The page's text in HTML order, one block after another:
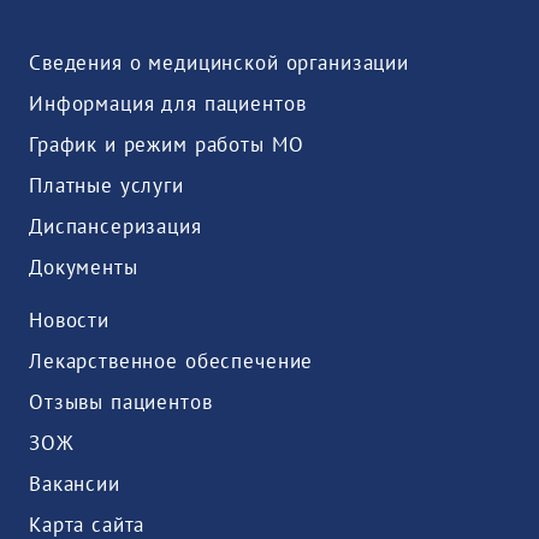
Сведения о медицинской организации
Информация для пациентов
График и режим работы МО
Платные услуги
Диспансеризация
Документы
Новости
Лекарственное обеспечение
Отзывы пациентов
ЗОЖ
Вакансии
Карта сайта